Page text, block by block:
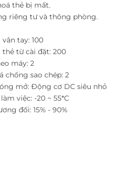
thẻ bị mất.
riêng tư và thông phòng.
tay: 100
thẻ từ cài đặt: 200
máy: 2
chống sao chép: 2
mở: Động cơ DC siêu nhỏ
việc: -20 ~ 55*C
đối: 15% - 90%